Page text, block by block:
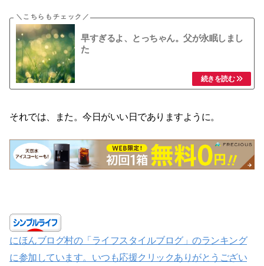
早すぎるよ、とっちゃん。父が永眠しまし
た
それでは、また。今日がいい日でありますように。
にほんブログ村の「ライフスタイルブログ」のランキング
に参加しています。いつも応援クリックありがとうござい